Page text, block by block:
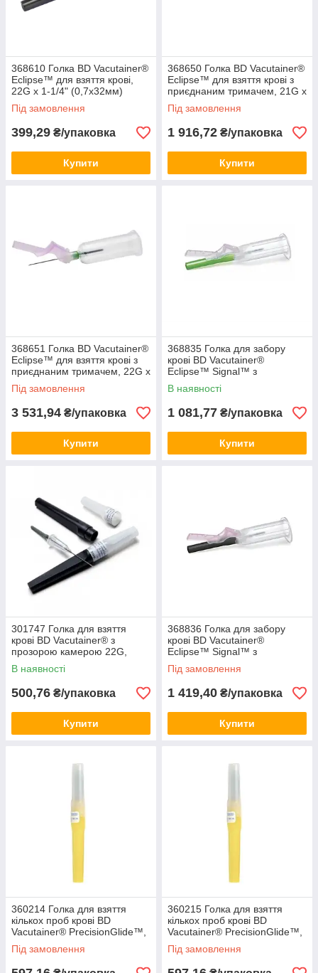
368610 Голка BD Vacutainer®
Eclipse™ для взяття крові,
22G х 1-1/4" (0,7х32мм)
(48шт)
Під замовлення
399,29 ₴/упаковка
Купити
368650 Голка BD Vacutainer®
Eclipse™ для взяття крові з
приєднаним тримачем, 21G x
1-1/4" (0,8 х 32 мм) (100шт)
Під замовлення
1 916,72 ₴/упаковка
Купити
368651 Голка BD Vacutainer®
Eclipse™ для взяття крові з
приєднаним тримачем, 22G x
1-1/4" (0,7 х 32 мм) (100шт)
Під замовлення
3 531,94 ₴/упаковка
Купити
368835 Голка для забору
крові BD Vacutainer®
Eclipse™ Signal™ з
інтегрованим тримачем, 0,8
мм (21G) x 25 мм (50шт)
В наявності
1 081,77 ₴/упаковка
Купити
301747 Голка для взяття
крові BD Vacutainer® з
прозорою камерою 22G,
чорна (50шт)
В наявності
500,76 ₴/упаковка
Купити
368836 Голка для забору
крові BD Vacutainer®
Eclipse™ Signal™ з
інтегрованим тримачем, 0,7
мм (22G) x 25 мм (50шт)
Під замовлення
1 419,40 ₴/упаковка
Купити
360214 Голка для взяття
кількох проб крові BD
Vacutainer® PrecisionGlide™,
20Gx1" (0,9х25мм) (100шт)
Під замовлення
360215 Голка для взяття
кількох проб крові BD
Vacutainer® PrecisionGlide™,
20Gx1,5" (0,9х38мм) (100шт)
Під замовлення